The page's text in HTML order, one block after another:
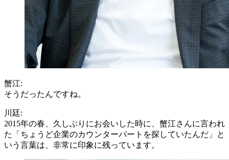
蟹江:
そうだったんですね。
川廷:
2015年の春、久しぶりにお会いした時に、蟹江さんに言われ
た「ちょうど企業のカウンターパートを探していたんだ」と
いう言葉は、非常に印象に残っています。